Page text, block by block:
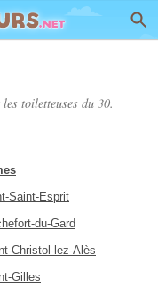
toiletteuses du 30.
Saint-Esprit
du-Gard
Christol-lez-Alès
Gilles